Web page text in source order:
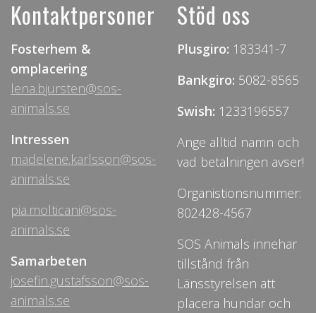
Kontaktpersoner
Fosterhem &
omplacering
lena.bjursten@sos-
animals.se
Intressen
madelene.karlsson@sos-
animals.se
pia.molticani@sos-
animals.se
Samarbeten
josefin.gustafsson@sos-
animals.se
Stöd oss
Plusgiro: 183341-7
Bankgiro: 5082-8565
Swish: 1233196557
Ange alltid namn och
vad betalningen avser!
Organistionsnummer:
802428-4567
SOS Animals innehar
tillstånd från
Länsstyrelsen att
placera hundar och